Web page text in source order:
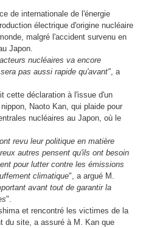
de internationale de l'énergie
électrique d'origine nucléaire
malgré l'accident survenu en
Japon.
nucléaires va encore
pas aussi rapide qu'avant", a
cette déclaration à l'issue d'un
Naoto Kan, qui plaide pour
nucléaires au Japon, où le
revu leur politique en matière
autres pensent qu'ils ont besoin
pour lutter contre les émissions
climatique", a argué M.
avant tout de garantir la
".
et rencontré les victimes de la
du site, a assuré à M. Kan que